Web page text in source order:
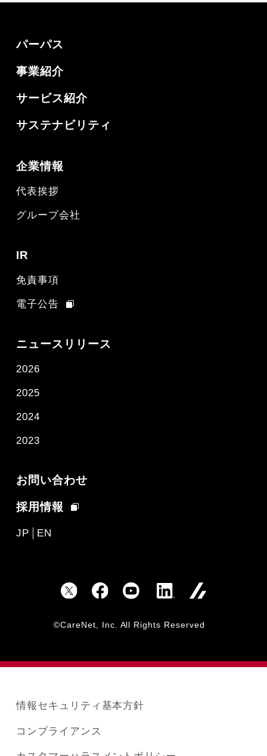
パーパス
事業紹介
サービス紹介
サステナビリティ
企業情報
代表挨拶
グループ会社
IR
免責事項
電子公告
ニュースリリース
2026
2025
2024
2023
お問い合わせ
採用情報
JP EN
©CareNet, Inc. All Rights Reserved
情報セキュリティ基本方針
コンプライアンス